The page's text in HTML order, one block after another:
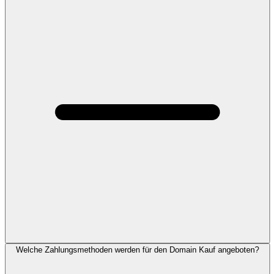
Welche Zahlungsmethoden werden für den Domain Kauf angeboten?